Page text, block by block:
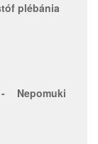
plébánia
- Nepomuki